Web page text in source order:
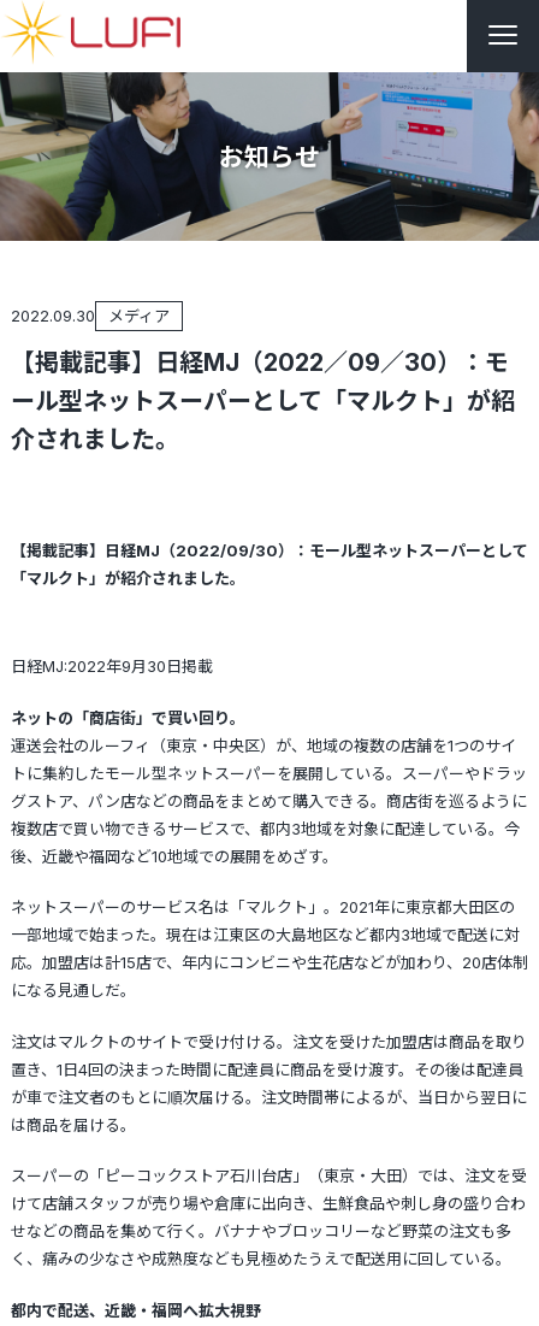
お知らせ
2022.09.30 メディア
【掲載記事】日経MJ（2022／09／30）：モ
ール型ネットスーパーとして「マルクト」が紹
介されました。
【掲載記事】日経MJ（2022/09/30）：モール型ネットスーパーとして
「マルクト」が紹介されました。
日経MJ:2022年9月30日掲載
ネットの「商店街」で買い回り。
運送会社のルーフィ（東京・中央区）が、地域の複数の店舗を1つのサイ
トに集約したモール型ネットスーパーを展開している。スーパーやドラッ
グストア、パン店などの商品をまとめて購入できる。商店街を巡るように
複数店で買い物できるサービスで、都内3地域を対象に配達している。今
後、近畿や福岡など10地域での展開をめざす。
ネットスーパーのサービス名は「マルクト」。2021年に東京都大田区の
一部地域で始まった。現在は江東区の大島地区など都内3地域で配送に対
応。加盟店は計15店で、年内にコンビニや生花店などが加わり、20店体制
になる見通しだ。
注文はマルクトのサイトで受け付ける。注文を受けた加盟店は商品を取り
置き、1日4回の決まった時間に配達員に商品を受け渡す。その後は配達員
が車で注文者のもとに順次届ける。注文時間帯によるが、当日から翌日に
は商品を届ける。
スーパーの「ピーコックストア石川台店」（東京・大田）では、注文を受
けて店舗スタッフが売り場や倉庫に出向き、生鮮食品や刺し身の盛り合わ
せなどの商品を集めて行く。バナナやブロッコリーなど野菜の注文も多
く、痛みの少なさや成熟度なども見極めたうえで配送用に回している。
都内で配送、近畿・福岡へ拡大視野